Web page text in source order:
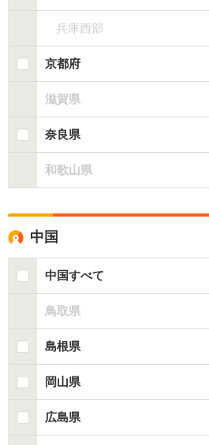
兵庫西部
京都府
滋賀県
奈良県
和歌山県
中国
中国すべて
鳥取県
島根県
岡山県
広島県